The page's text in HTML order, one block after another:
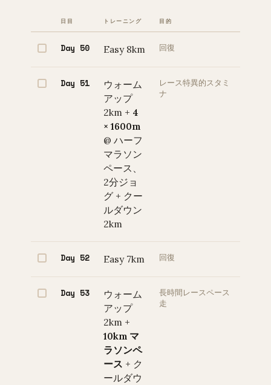
日目 トレーニング 目的
Day 50 Easy 8km 回復
Day 51
ウォーム
アップ
2km + 4
× 1600m
@ ハーフ
マラソン
ペース、
2分ジョ
グ + クー
ルダウン
2km
レース特異的スタミ
ナ
Day 52 Easy 7km 回復
Day 53
ウォーム
アップ
2km +
10km マ
ラソンペ
ース + ク
ールダウ
長時間レースペース
走